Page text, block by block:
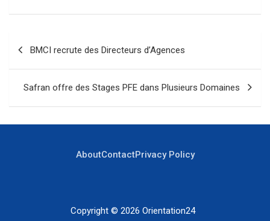
BMCI recrute des Directeurs d’Agences
Safran offre des Stages PFE dans Plusieurs Domaines
AboutContactPrivacy Policy
Copyright © 2026 Orientation24